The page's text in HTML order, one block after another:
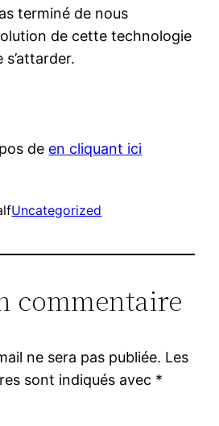
terminé de nous
de cette technologie
s’attarder.
de en cliquant ici
Uncategorized
commentaire
ne sera pas publiée. Les
sont indiqués avec *